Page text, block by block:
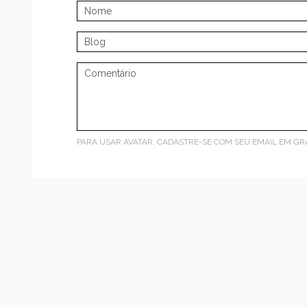
PARA USAR AVATAR, CADASTRE-SE COM SEU EMAIL EM